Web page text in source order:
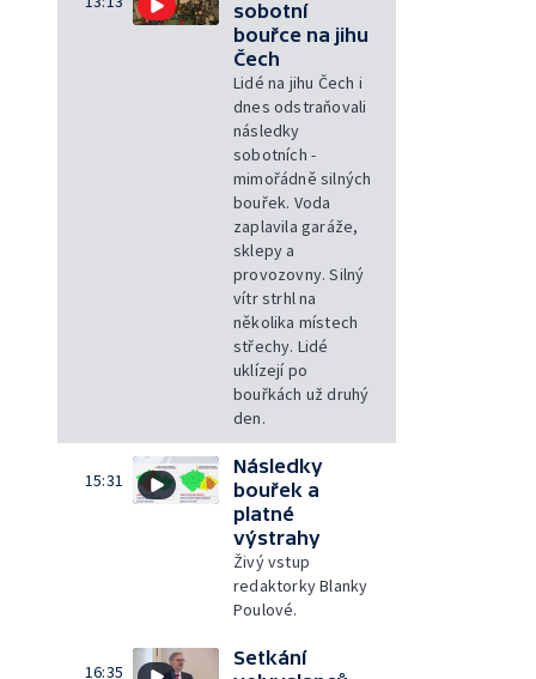
sobotní
bouřce na jihu
Čech
Lidé na jihu Čech i
dnes odstraňovali
následky
sobotních -
mimořádně silných
bouřek. Voda
zaplavila garáže,
sklepy a
provozovny. Silný
vítr strhl na
několika místech
střechy. Lidé
uklízejí po
bouřkách už druhý
den.
15:31
Následky
bouřek a
platné
výstrahy
Živý vstup
redaktorky Blanky
Poulové.
16:35
Setkání